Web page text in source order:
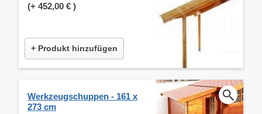
(+ 452,00 € )
+ Produkt hinzufügen
Werkzeugschuppen - 161 x
273 cm